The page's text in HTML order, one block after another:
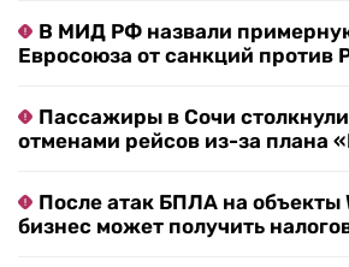
В МИД РФ назвали
Евросоюза от санкций против
Пассажиры в Сочи
отменами рейсов из-за плана
После атак БПЛА на объекты
бизнес может получить